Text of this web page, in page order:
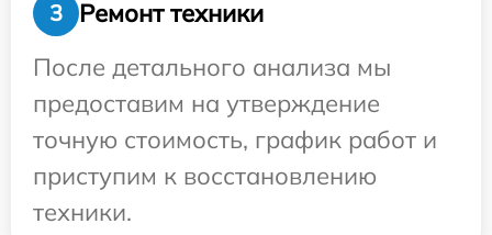
3
Ремонт техники
После детального анализа мы
предоставим на утверждение
точную стоимость, график работ и
приступим к восстановлению
техники.